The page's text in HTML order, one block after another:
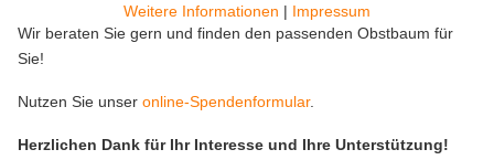
Wir beraten Sie gern und finden den passenden Obstbaum für
Sie!
Nutzen Sie unseronline-Spendenformular.
Herzlichen Dank für Ihr Interesse und Ihre Unterstützung!
Weitere Informationen | Impressum